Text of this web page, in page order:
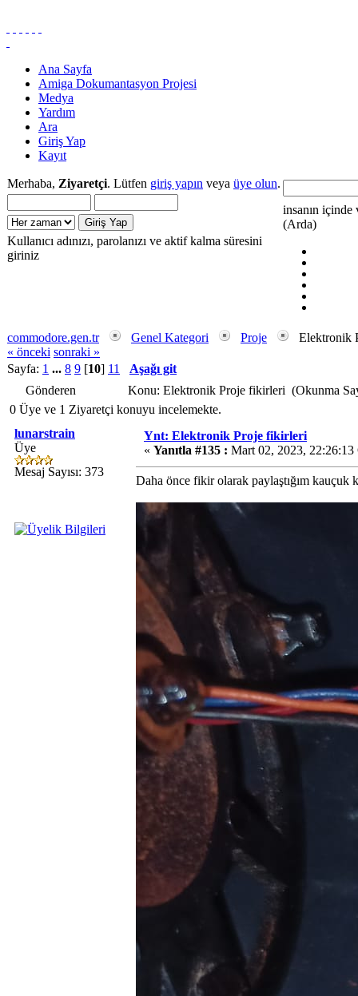
Ana Sayfa
Amiga Dokumantasyon Projesi
Medya
Yardım
Ara
Giriş Yap
Kayıt
Merhaba, Ziyaretçi. Lütfen giriş yapın veya üye olun.
Kullanıcı adınızı, parolanızı ve aktif kalma süresini
giriniz
insanın içinde
(Arda)
commodore.gen.tr Genel Kategori Proje
Elektronik
« önceki sonraki »
Sayfa: 1 ... 8 9 [10] 11
Aşağı git
Gönderen
Konu: Elektronik Proje fikirleri (Okunma
0 Üye ve 1 Ziyaretçi konuyu incelemekte.
lunarstrain
Üye
Mesaj Sayısı: 373
Ynt: Elektronik Proje fikirleri
« Yanıtla #135 : Mart 02, 2023, 22:26:13
Daha önce fikir olarak paylaştığım